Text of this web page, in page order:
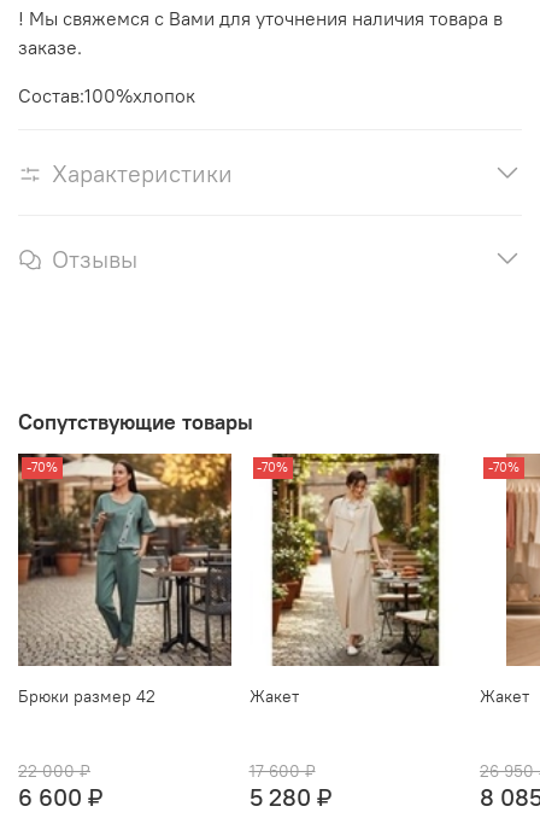
! Мы свяжемся с Вами для уточнения наличия товара в
заказе.
Состав:100%хлопок
Характеристики
Отзывы
Сопутствующие товары
-70%
Брюки размер 42
22 000 ₽
6 600 ₽
-70%
Жакет
17 600 ₽
5 280 ₽
-70%
Жакет
26 950
8